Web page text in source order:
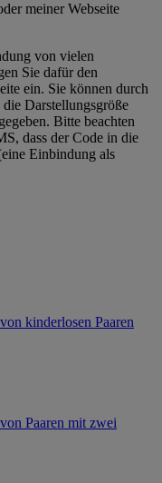
meiner Webseite
von vielen
Sie dafür den
ein. Sie können durch
Darstellungsgröße
Bitte beachten
dass der Code in die
Einbindung als
kinderlosen Paaren
Paaren mit zwei